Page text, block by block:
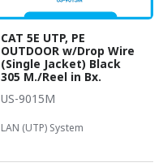
CAT 5E UTP, PE
OUTDOOR w/Drop Wire
(Single Jacket) Black
305 M./Reel in Bx.
US-9015M
LAN (UTP) System